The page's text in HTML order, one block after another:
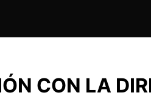
CON LA